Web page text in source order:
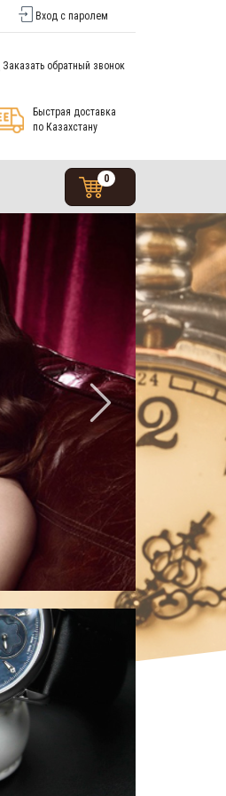
Вход с паролем
Заказать обратный звонок
Быстрая доставка
по Казахстану
0